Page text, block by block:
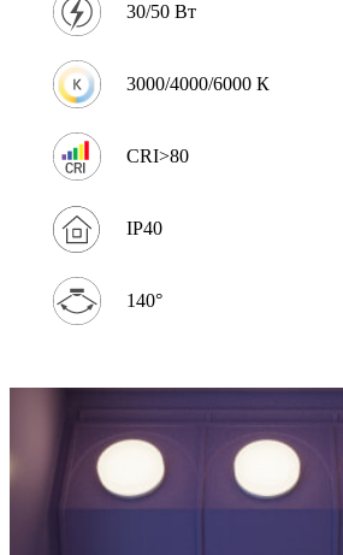
30/50 Вт
3000/4000/6000 К
CRI>80
IP40
140°